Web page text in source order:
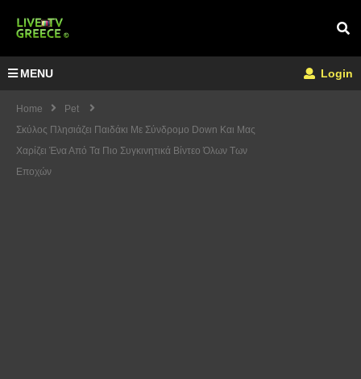
MENU Login
Home
Pet
Σκύλος Πλησιάζει Παιδάκι Με Σύνδρομο Down Και Μας
Χαρίζει Ένα Από Τα Πιο Συγκινητικά Βίντεο Όλων Των
Εποχών